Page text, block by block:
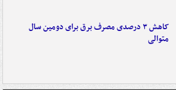
کاهش ۳ درصدی مصرف برق برای دومین سال
متوالی